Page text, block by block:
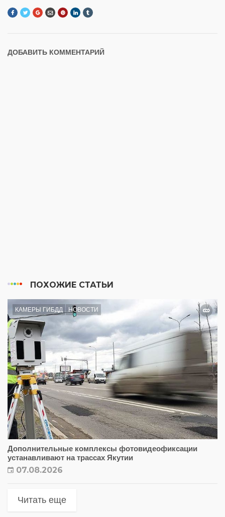
ДОБАВИТЬ КОММЕНТАРИЙ
ПОХОЖИЕ СТАТЬИ
КАМЕРЫ ГИБДД НОВОСТИ
Дополнительные комплексы фотовидеофиксации
устанавливают на трассах Якутии
07.08.2026
Читать еще